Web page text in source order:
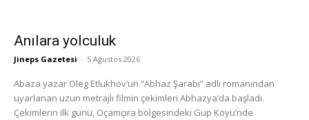
Anılara yolculuk
Jineps Gazetesi - 5 Ağustos 2026
Abaza yazar Oleg Etlukhov’un “Abhaz Şarabı” adlı romanından
uyarlanan uzun metrajlı filmin çekimleri Abhazya’da başladı.
Çekimlerin ilk günü, Oçamçıra bölgesindeki Gup Köyü’nde